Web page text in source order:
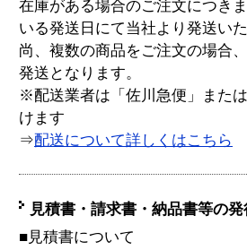
在庫がある場合のご注文につき
いる発送日にて当社より発送い
尚、複数の商品をご注文の場合
発送となります。
※配送業者は「佐川急便」また
けます
⇒配送について詳しくはこちら
見積書・請求書・納品書等の
■見積書について